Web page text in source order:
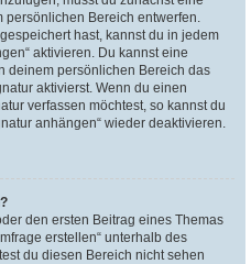
Bereich entwerfen.
hast, kannst du in jedem
aktivieren. Du kannst eine
deinem persönlichen Bereich das
aktivierst. Wenn du einen
verfassen möchtest, so kannst du
anhängen“ wieder deaktivieren.
den ersten Beitrag eines Themas
erstellen“ unterhalb des
du diesen Bereich nicht sehen